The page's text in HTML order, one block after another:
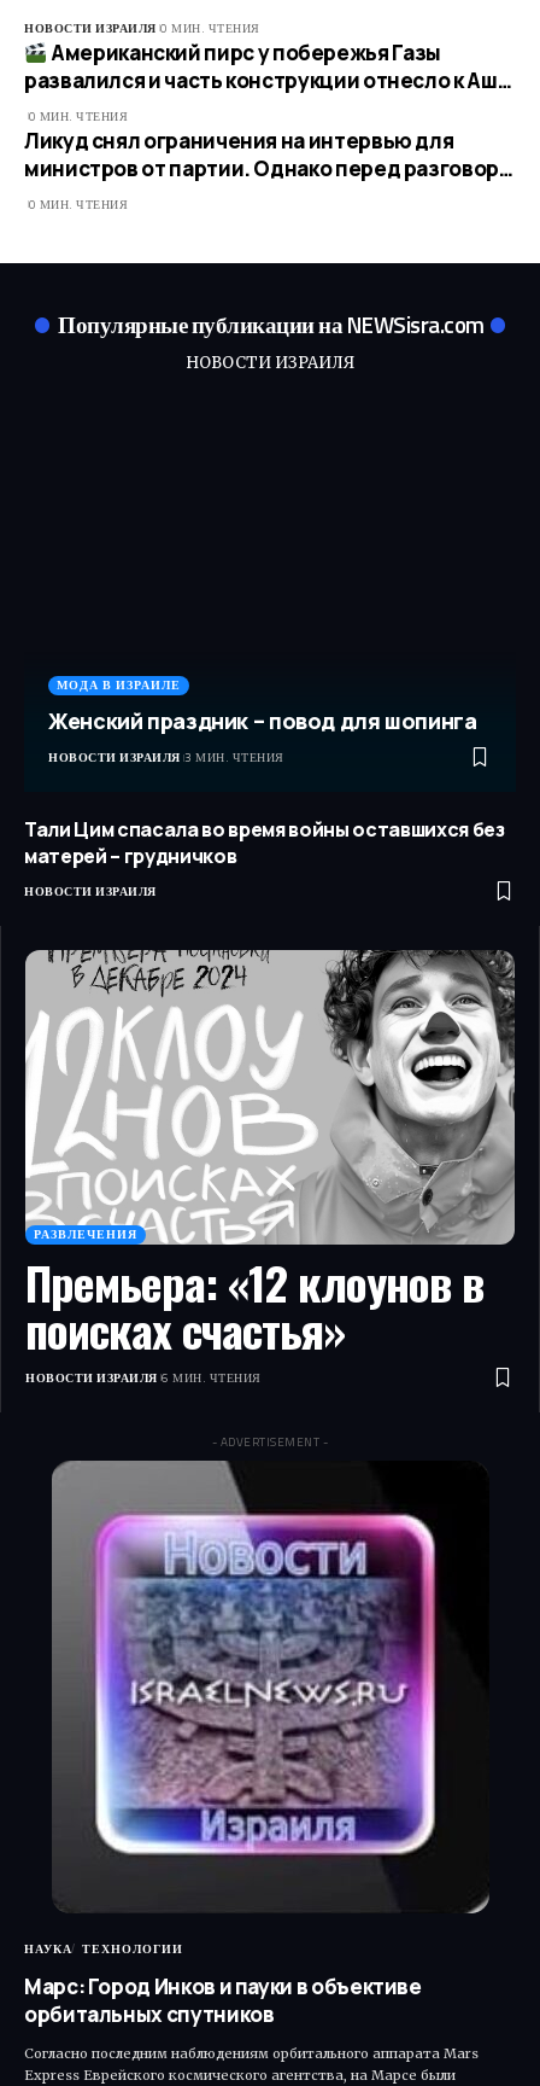
НОВОСТИ ИЗРАИЛЯ 0 МИН. ЧТЕНИЯ
Американский пирс у побережья Газы
развалился и часть конструкции отнесло к Аш…
0 МИН. ЧТЕНИЯ
Ликуд снял ограничения на интервью для
министров от партии. Однако перед разговор…
0 МИН. ЧТЕНИЯ
Популярные публикации на NEWSisra.com
НОВОСТИ ИЗРАИЛЯ
МОДА В ИЗРАИЛЕ
Женский праздник – повод для шопинга
НОВОСТИ ИЗРАИЛЯ 3 МИН. ЧТЕНИЯ
Тали Цим спасала во время войны оставшихся без
матерей – грудничков
НОВОСТИ ИЗРАИЛЯ
РАЗВЛЕЧЕНИЯ
Премьера: «12 клоунов в
поисках счастья»
НОВОСТИ ИЗРАИЛЯ 6 МИН. ЧТЕНИЯ
- ADVERTISEMENT -
НАУКА ТЕХНОЛОГИИ
Марс: Город Инков и пауки в объективе
орбитальных спутников
Согласно последним наблюдениям орбитального аппарата Mars
Express Еврейского космического агентства, на Марсе были